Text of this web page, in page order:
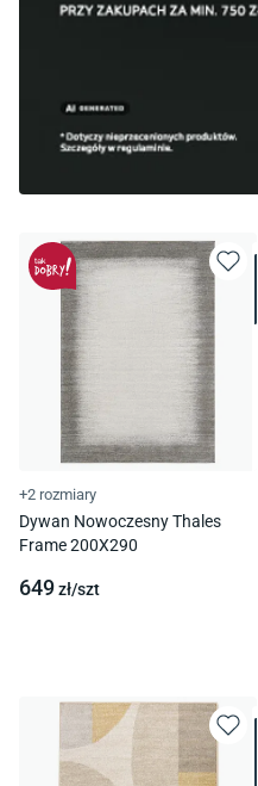
+2 rozmiary
Dywan Nowoczesny Thales
Frame 200X290
649zł/szt